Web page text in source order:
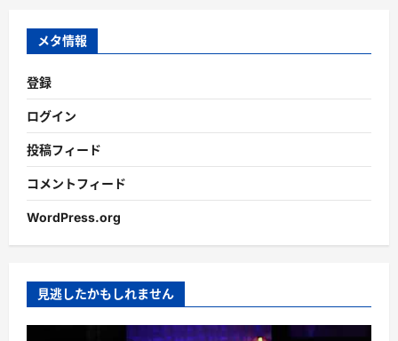
ブ
メタ情報
登録
ログイン
投稿フィード
コメントフィード
WordPress.org
見逃したかもしれません